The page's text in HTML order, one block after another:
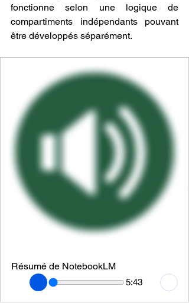
fonctionne selon une logique de
compartiments indépendants pouvant
être développés séparément.
Résumé de NotebookLM
5:43